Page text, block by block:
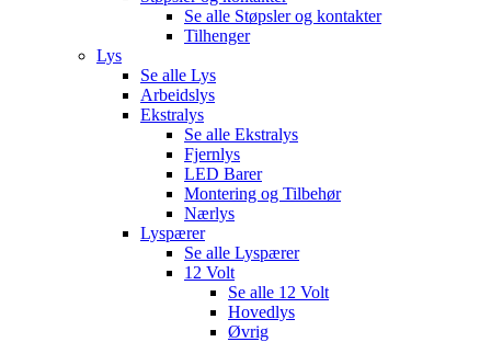
Se alle Støpsler og kontakter
Tilhenger
Lys
Se alle Lys
Arbeidslys
Ekstralys
Se alle Ekstralys
Fjernlys
LED Barer
Montering og Tilbehør
Nærlys
Lyspærer
Se alle Lyspærer
12 Volt
Se alle 12 Volt
Hovedlys
Øvrig